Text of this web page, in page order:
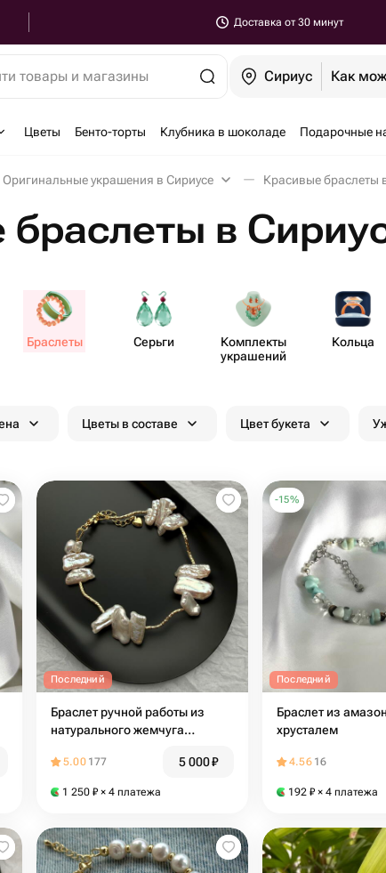
Доставка от 30 минут
товары и магазины Сириус Как
Цветы Бенто-торты Клубника в шоколаде Подарочные
Оригинальные украшения в Сириусе Красивые браслеты
в
Браслеты Серьги
Комплекты
украшений
Кольца
Цветы в составе Цвет букета
Последний
Браслет ручной работы из
натурального жемчуга
5.00 177 5 000₽
1 250 ₽ × 4 платежа
-15%
Последний
Браслет из
хрусталем
4.56 16
192 ₽ × 4 платежа